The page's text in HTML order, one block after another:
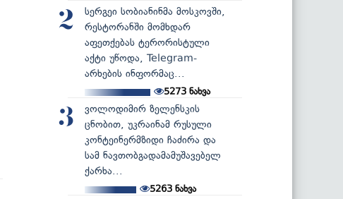
2
სერგეი სობიანინმა მოსკოვში,
რესტორანში მომხდარ
აფეთქებას ტერორისტული
აქტი უწოდა, Telegram-
არხების ინფორმაც...
5273 ნახვა
3
ვოლოდიმირ ზელენსკის
ცნობით, უკრაინამ რუსული
კონტეინერმზიდი ჩაძირა და
სამ ნავთობგადამამუშავებელ
ქარხა...
5263ნახვა